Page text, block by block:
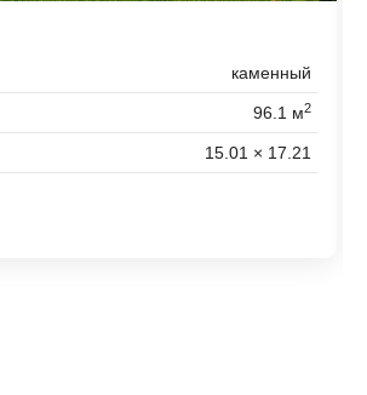
каменный
96.1 м2
15.01 × 17.21